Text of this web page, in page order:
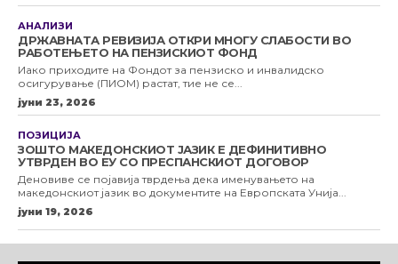
АНАЛИЗИ
ДРЖАВНАТА РЕВИЗИЈА ОТКРИ МНОГУ СЛАБОСТИ ВО
РАБОТЕЊЕТО НА ПЕНЗИСКИОТ ФОНД
Иако приходите на Фондот за пензиско и инвалидско
осигурување (ПИОМ) растат, тие не се...
јуни 23, 2026
ПОЗИЦИЈА
ЗОШТО МАКЕДОНСКИОТ ЈАЗИК Е ДЕФИНИТИВНО
УТВРДЕН ВО ЕУ СО ПРЕСПАНСКИОТ ДОГОВОР
Деновиве се појавија тврдења дека именувањето на
македонскиот јазик во документите на Европската Унија...
јуни 19, 2026